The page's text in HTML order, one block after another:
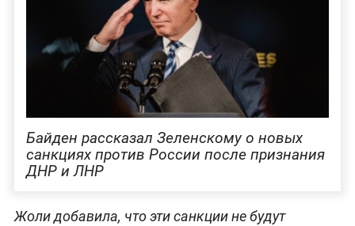
Байден рассказал Зеленскому о новых
санкциях против России после признания
ДНР и ЛНР
Жоли добавила, что эти санкции не будут